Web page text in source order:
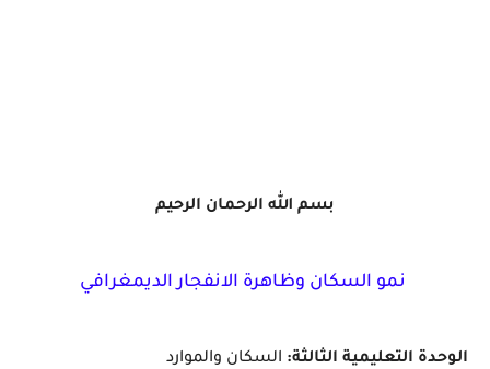
بسم الله الرحمان الرحيم
نمو السكان وظاهرة الانفجار الديمغرافي
الوحدة التعليمية الثالثة: السكان والموارد